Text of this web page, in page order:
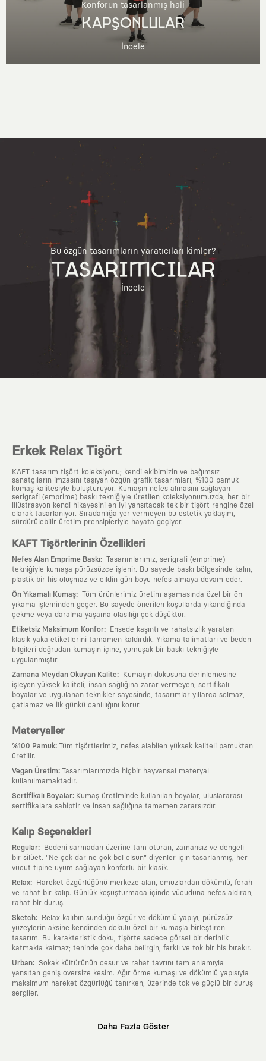
Konforun tasarlanmış hali
KAPŞONLULAR
İncele
Bu özgün tasarımların yaratıcıları kimler?
TASARIMCILAR
İncele
Erkek Relax Tişört
KAFT tasarım tişört koleksiyonu; kendi ekibimizin ve bağımsız
sanatçıların imzasını taşıyan özgün grafik tasarımları, %100 pamuk
kumaş kalitesiyle buluşturuyor. Kumaşın nefes almasını sağlayan
serigrafi (emprime) baskı tekniğiyle üretilen koleksiyonumuzda, her bir
illüstrasyon kendi hikayesini en iyi yansıtacak tek bir tişört rengine özel
olarak tasarlanıyor. Sıradanlığa yer vermeyen bu estetik yaklaşım,
sürdürülebilir üretim prensipleriyle hayata geçiyor.
KAFT Tişörtlerinin Özellikleri
Nefes Alan Emprime Baskı: Tasarımlarımız, serigrafi (emprime)
tekniğiyle kumaşa pürüzsüzce işlenir. Bu sayede baskı bölgesinde kalın,
plastik bir his oluşmaz ve cildin gün boyu nefes almaya devam eder.
Ön Yıkamalı Kumaş: Tüm ürünlerimiz üretim aşamasında özel bir ön
yıkama işleminden geçer. Bu sayede önerilen koşullarda yıkandığında
çekme veya daralma yaşama olasılığı çok düşüktür.
Etiketsiz Maksimum Konfor:
Ensede kaşıntı ve rahatsızlık yaratan
klasik yaka etiketlerini tamamen kaldırdık. Yıkama talimatları ve beden
bilgileri doğrudan kumaşın içine, yumuşak bir baskı tekniğiyle
uygulanmıştır.
Zamana Meydan Okuyan Kalite:
Kumaşın dokusuna derinlemesine
işleyen yüksek kaliteli, insan sağlığına zarar vermeyen, sertifikalı
boyalar ve uygulanan teknikler sayesinde, tasarımlar yıllarca solmaz,
çatlamaz ve ilk günkü canlılığını korur.
Materyaller
%100 Pamuk: Tüm tişörtlerimiz, nefes alabilen yüksek kaliteli pamuktan
üretilir.
Vegan Üretim: Tasarımlarımızda hiçbir hayvansal materyal
kullanılmamaktadır.
Sertifikalı Boyalar: Kumaş üretiminde kullanılan boyalar, uluslararası
sertifikalara sahiptir ve insan sağlığına tamamen zararsızdır.
Kalıp Seçenekleri
Regular:
Bedeni sarmadan üzerine tam oturan, zamansız ve dengeli
bir silüet. "Ne çok dar ne çok bol olsun" diyenler için tasarlanmış, her
vücut tipine uyum sağlayan konforlu bir klasik.
Relax:
Hareket özgürlüğünü merkeze alan, omuzlardan dökümlü, ferah
ve rahat bir kalıp. Günlük koşuşturmaca içinde vücuduna nefes aldıran,
rahat bir duruş.
Sketch:
Relax kalıbın sunduğu özgür ve dökümlü yapıyı, pürüzsüz
yüzeylerin aksine kendinden dokulu özel bir kumaşla birleştiren
tasarım. Bu karakteristik doku, tişörte sadece görsel bir derinlik
katmakla kalmaz; teninde çok daha belirgin, farklı ve tok bir his bırakır.
Urban: Sokak kültürünün cesur ve rahat tavrını tam anlamıyla
yansıtan geniş oversize kesim. Ağır örme kumaşı ve dökümlü yapısıyla
maksimum hareket özgürlüğü tanırken, üzerinde tok ve güçlü bir duruş
sergiler.
Daha Fazla Göster